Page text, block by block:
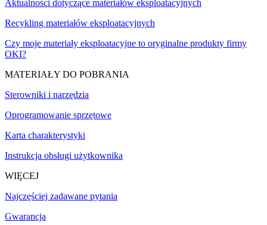
Aktualności dotyczące materiałów eksploatacyjnych
Recykling materiałów eksploatacyjnych
Czy moje materiały eksploatacyjne to oryginalne produkty firmy
OKI?
MATERIAŁY DO POBRANIA
Sterowniki i narzędzia
Oprogramowanie sprzętowe
Karta charakterystyki
Instrukcja obsługi użytkownika
WIĘCEJ
Najczęściej zadawane pytania
Gwarancja